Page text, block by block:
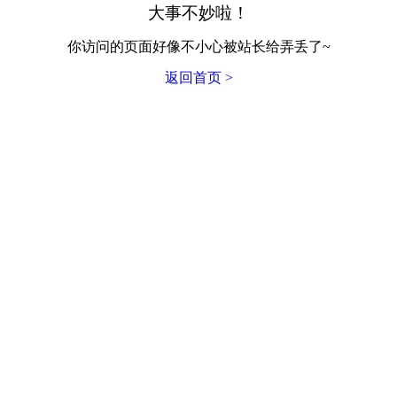
大事不妙啦！
你访问的页面好像不小心被站长给弄丢了~
返回首页 >